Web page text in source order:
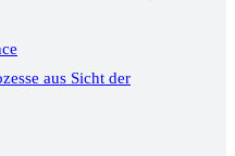
aus Sicht der